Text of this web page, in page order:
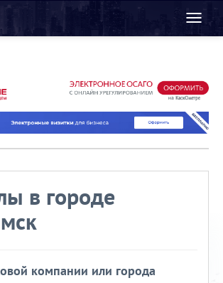
Toggle
в городе
компании или города